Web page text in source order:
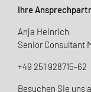
Ihre
Anja Heinrich
Senior Consultant
+49 251 928715-62
Besuchen Sie uns